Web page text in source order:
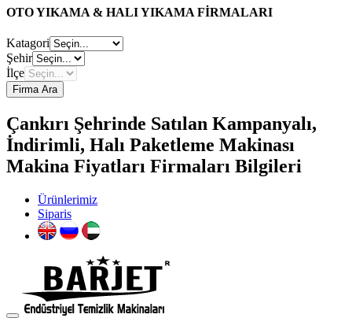
OTO YIKAMA & HALI YIKAMA FİRMALARI
Katagori
Şehir
İlçe
Firma Ara
Çankırı Şehrinde Satılan Kampanyalı,
İndirimli, Halı Paketleme Makinası
Makina Fiyatları Firmaları Bilgileri
Ürünlerimiz
Siparis